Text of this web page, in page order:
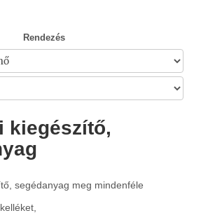
Rendezés
kiegészítő,
segédanyag meg mindenféle